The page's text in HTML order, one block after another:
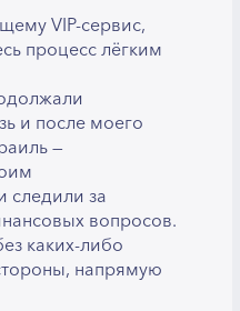
VIP-сервис,
процесс лёгким
и после моего
—
следили за
вопросов.
каких-либо
напрямую